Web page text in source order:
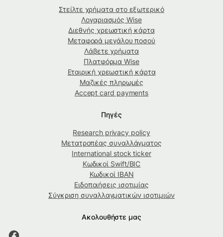
Στείλτε χρήματα στο εξωτερικό
Λογαριασμός Wise
Διεθνής χρεωστική κάρτα
Μεταφορά μεγάλου ποσού
Λάβετε χρήματα
Πλατφόρμα Wise
Εταιρική χρεωστική κάρτα
Μαζικές πληρωμές
Accept card payments
Πηγές
Research privacy policy
Μετατροπέας συναλλάγματος
International stock ticker
Κωδικοί Swift/BIC
Κωδικοί IBAN
Ειδοποιήσεις ισοτιμίας
Σύγκριση συναλλαγματικών ισοτιμιών
Ακολουθήστε μας